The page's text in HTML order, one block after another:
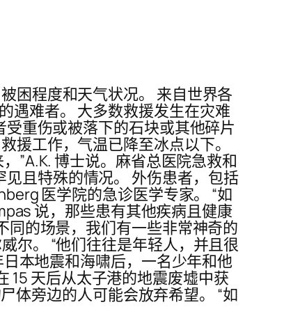
困程度和天气状况。 来自世界各
遇难者。 大多数救援发生在灾难
重伤或被落下的石块或其他碎片
援工作，气温已降至冰点以下。
”A.K. 博士说。麻省总医院急救和
且特殊的情况。 外伤患者，包括
医学院的急诊医学专家。 “如
说，那些患有其他疾病且健康
同的场景，我们有一些非常神奇的
尔。 “他们往往是年轻人，并且很
本地震和海啸后，一名少年和他
15 天后从太子港的地震废墟中获
体旁边的人可能会放弃希望。 “如